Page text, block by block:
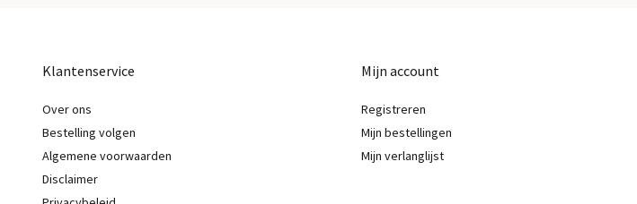
Klantenservice
Over ons
Bestelling volgen
Algemene voorwaarden
Disclaimer
Mijn account
Registreren
Mijn bestellingen
Mijn verlanglijst